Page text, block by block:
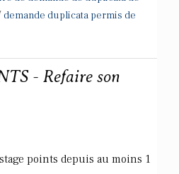
demande duplicata permis de
- Refaire son
points depuis au moins 1